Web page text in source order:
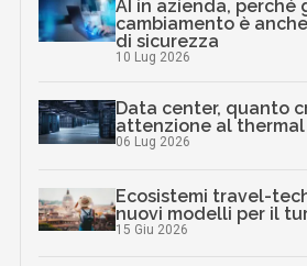
AI in azienda, perché
cambiamento è
di sicurezza
10 Lug 2026
Data center, quanto
attenzione al
06 Lug 2026
Ecosistemi travel-
nuovi modelli per il
15 Giu 2026